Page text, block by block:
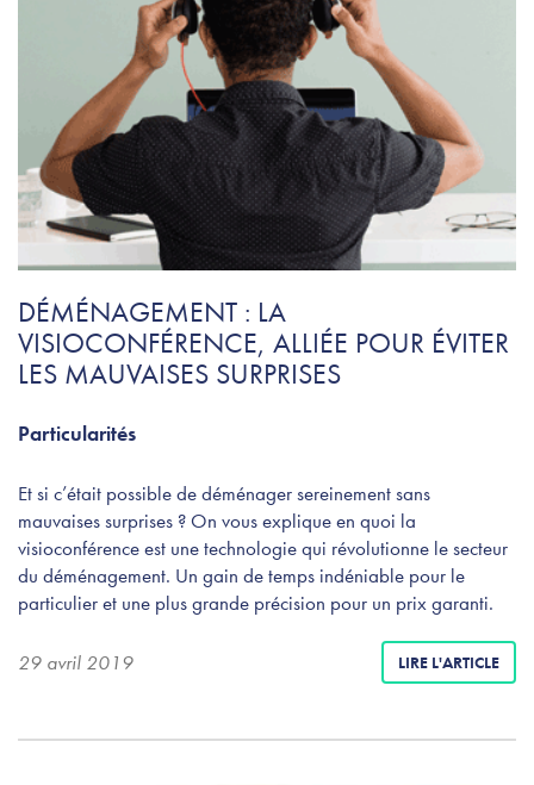
DÉMÉNAGEMENT : LA
VISIOCONFÉRENCE, ALLIÉE POUR ÉVITER
LES MAUVAISES SURPRISES
Particularités
Et si c’était possible de déménager sereinement sans
mauvaises surprises ? On vous explique en quoi la
visioconférence est une technologie qui révolutionne le secteur
du déménagement. Un gain de temps indéniable pour le
particulier et une plus grande précision pour un prix garanti.
29 avril 2019 LIRE L'ARTICLE